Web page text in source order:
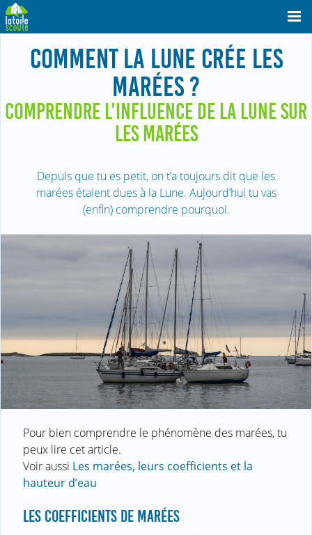
COMMENT LA LUNE CRÉE LES
MARÉES ?
COMPRENDRE L’INFLUENCE DE LA LUNE SUR
LES MARÉES
Depuis que tu es petit, on t’a toujours dit que les
marées étaient dues à la Lune. Aujourd’hui tu vas
(enfin) comprendre pourquoi.
Pour bien comprendre le phénomène des marées, tu
peux lire cet article.
Voir aussi Les marées, leurs coefficients et la
hauteur d’eau
LES COEFFICIENTS DE MARÉES